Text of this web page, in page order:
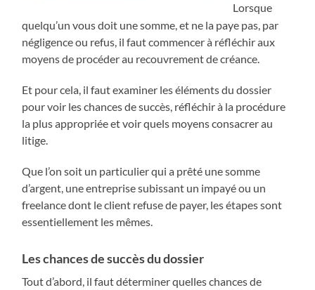
Lorsque
quelqu’un vous doit une somme, et ne la paye pas, par
négligence ou refus, il faut commencer à réfléchir aux
moyens de procéder au recouvrement de créance.
Et pour cela, il faut examiner les éléments du dossier
pour voir les chances de succès, réfléchir à la procédure
la plus appropriée et voir quels moyens consacrer au
litige.
Que l’on soit un particulier qui a prêté une somme
d’argent, une entreprise subissant un impayé ou un
freelance dont le client refuse de payer, les étapes sont
essentiellement les mêmes.
Les chances de succès du dossier
Tout d’abord, il faut déterminer quelles chances de